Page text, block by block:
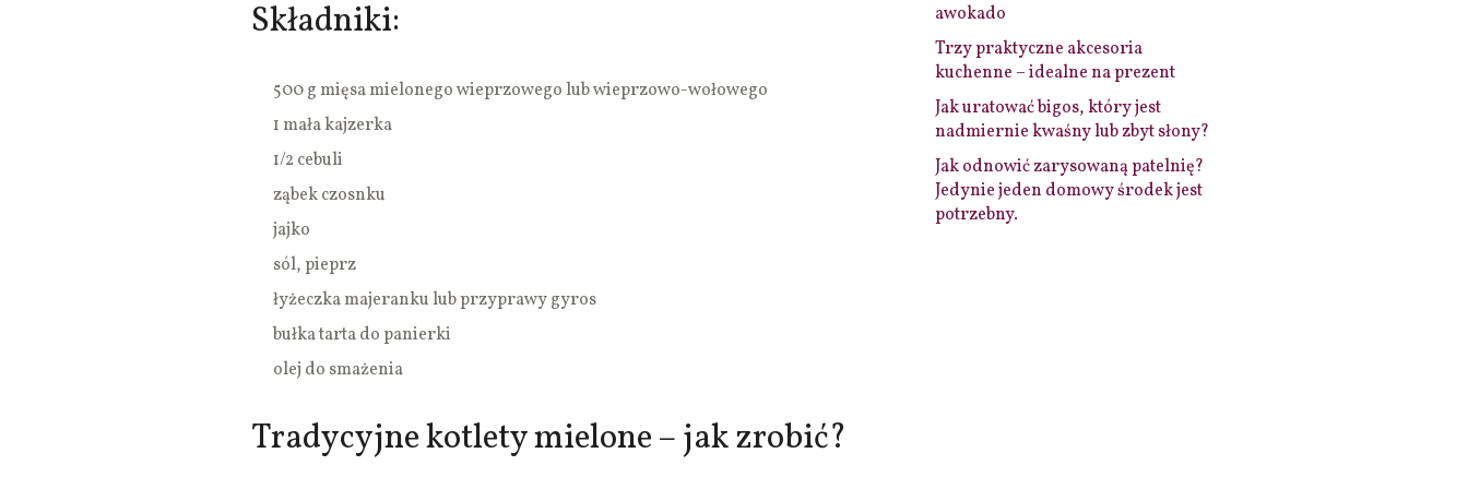
Składniki:
500 g mięsa mielonego wieprzowego lub wieprzowo-wołowego
1 mała kajzerka
1/2 cebuli
ząbek czosnku
jajko
sól, pieprz
łyżeczka majeranku lub przyprawy gyros
bułka tarta do panierki
olej do smażenia
Tradycyjne kotlety mielone – jak zrobić?
awokado
Trzy praktyczne akcesoria
kuchenne – idealne na prezent
Jak uratować bigos, który jest
nadmiernie kwaśny lub zbyt słony?
Jak odnowić zarysowaną patelnię?
Jedynie jeden domowy środek jest
potrzebny.